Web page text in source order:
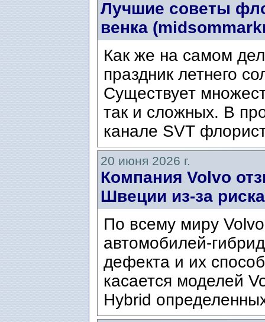
Лучшие советы
венка
Как же на самом
праздник летнего
Существует
так и сложных. В
канале SVT
20 июня 2026 г.
Компания Volvo
Швеции из-за
По всему миру
автомобилей-
дефекта и их
касается моделей
Hybrid